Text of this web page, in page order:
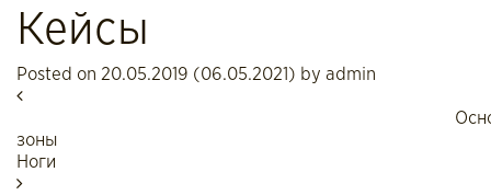
Кейсы
Posted on 20.05.2019 (06.05.2021) by admin
зоны